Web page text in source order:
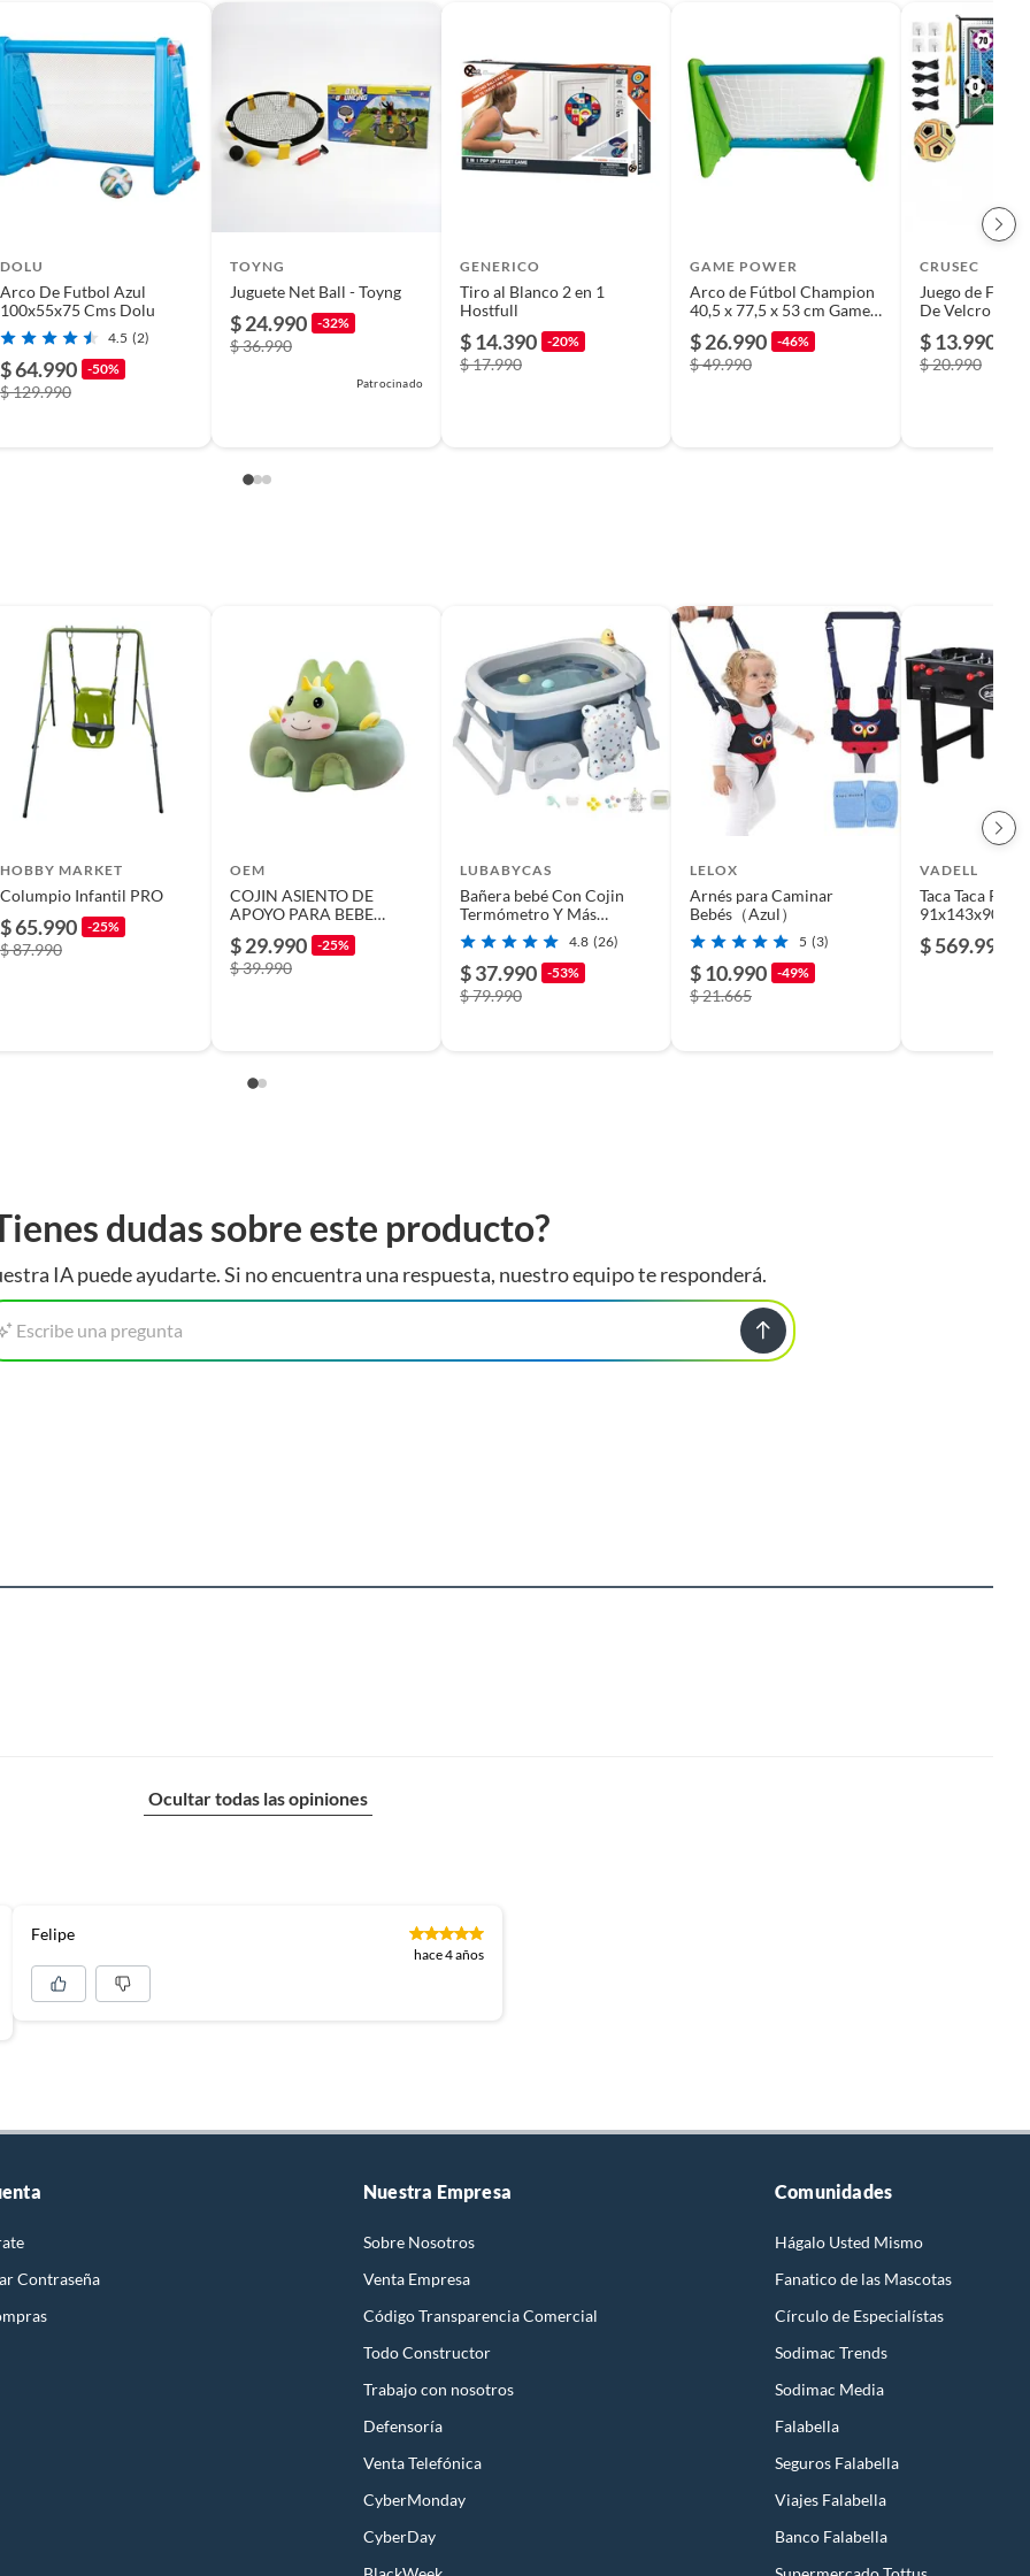
edades
DOLU
Arco De Futbol Azul
100x55x75 Cms Dolu
4.5 (2)
$ 64.990 -50%
$ 129.990
TOYNG
Juguete Net Ball - Toyng
$ 24.990 -32%
$ 36.990
Patrocinado
GENERICO
Tiro al Blanco 2 en 1
Hostfull
$ 14.390 -20%
$ 17.990
GAME POWER
Arco de Fútbol Champion
40,5 x 77,5 x 53 cm Game
$ 26.990 -46%
$ 49.990
CRUSEC
Juego de
De Velcro
$ 13.990
$ 20.990
HOBBY MARKET
Columpio Infantil PRO
$ 65.990 -25%
$ 87.990
OEM
COJIN ASIENTO DE
APOYO PARA BEBE
DINOSAURIO
$ 29.990 -25%
$ 39.990
LUBABYCAS
Bañera bebé Con Cojin
Termómetro Y Más
Accesorios Azul Lubabycas
4.8 (26)
$ 37.990 -53%
$ 79.990
LELOX
Arnés para Caminar
Bebés（Azul）
5 (3)
$ 10.990 -49%
$ 21.665
VADELL
Taca Taca
91x143x90 cm
$ 569.990
dudas sobre este producto?
IA puede ayudarte. Si no encuentra una respuesta, nuestro equipo te responderá.
Escribe una pregunta
Ocultar todas las opiniones
Felipe
hace 4 años
Contraseña
Nuestra Empresa
Sobre Nosotros
Venta Empresa
Código Transparencia Comercial
Todo Constructor
Trabajo con nosotros
Defensoría
Venta Telefónica
CyberMonday
CyberDay
Comunidades
Hágalo Usted Mismo
Fanatico de las Mascotas
Círculo de Especialístas
Sodimac Trends
Sodimac Media
Falabella
Seguros Falabella
Viajes Falabella
Banco Falabella